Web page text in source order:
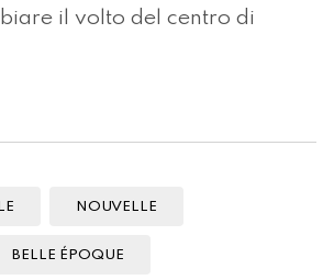
il volto del centro di
NOUVELLE
BELLE ÉPOQUE